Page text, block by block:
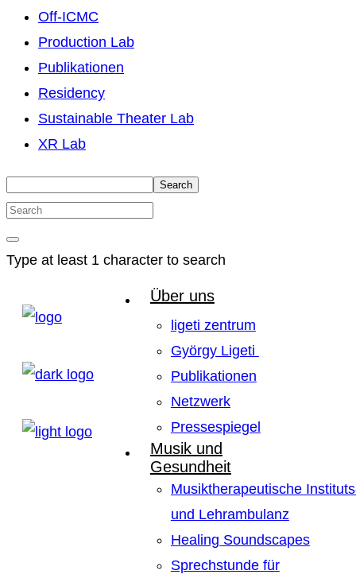
Off-ICMC
Production Lab
Publikationen
Residency
Sustainable Theater Lab
XR Lab
Search
Type at least 1 character to search
Über uns
ligeti zentrum
György Ligeti
Publikationen
Netzwerk
Pressespiegel
Musik und
Gesundheit
Musiktherapeutische
und Lehrambulanz
Healing Soundscapes
Sprechstunde für